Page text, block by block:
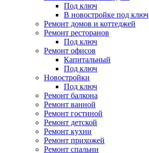
Под ключ
В новостройке под ключ
Ремонт домов и коттеджей
Ремонт ресторанов
Под ключ
Ремонт офисов
Капитальный
Под ключ
Новостройки
Под ключ
Ремонт балкона
Ремонт ванной
Ремонт гостиной
Ремонт детской
Ремонт кухни
Ремонт прихожей
Ремонт спальни